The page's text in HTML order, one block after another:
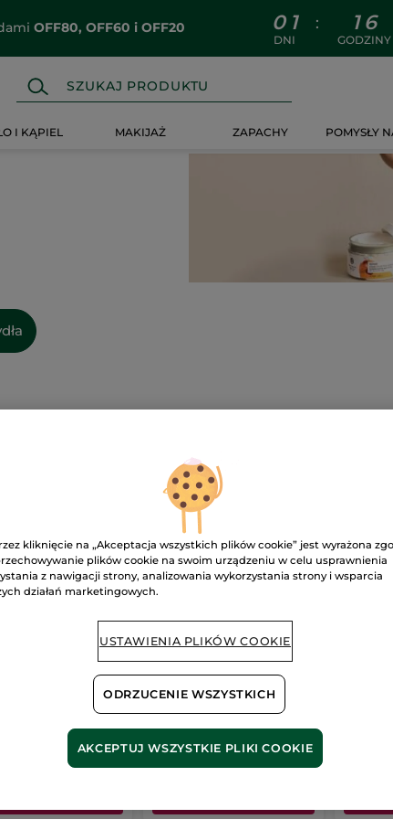
OFF80, OFF60 i OFF20 0 1
DNI
: 1 6
GODZINY
I KĄPIEL MAKIJAŻ ZAPACHY POMYSŁY
Żel pod prysznic i do
kąpieli Olejek
400 ml
400 ml
34.90 zł
kliknięcie na „Akceptacja wszystkich plików cookie” jest wyrażona
plików cookie na swoim urządzeniu w celu usprawnienia
z nawigacji strony, analizowania wykorzystania strony i wsparcia
działań marketingowych.
USTAWIENIA PLIKÓW COOKIE
ODRZUCENIE WSZYSTKICH
AKCEPTUJ WSZYSTKIE PLIKI COOKIE